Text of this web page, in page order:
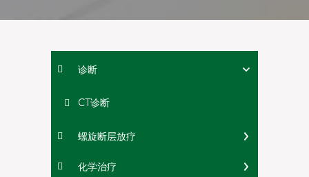
诊断
CT诊断
螺旋断层放疗
化学治疗